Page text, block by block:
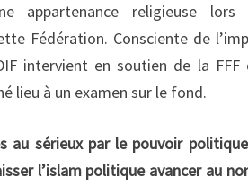
appartenance religieuse
Fédération. Consciente de
intervient en soutien de la
lieu à un examen sur le fond.
au sérieux par le pouvoir
l’islam politique avancer au